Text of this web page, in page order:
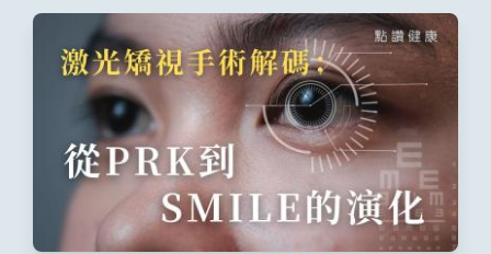
王」，才能战胜失眠。另外也有一些非药物的方法，
可以协助失眠者尝试击退失眠的困扰。本集请来精神
科专科张建良医生，详细讲解失眠的定义、成因、治
疗及预防方法。